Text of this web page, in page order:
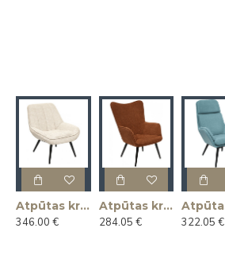
Atpūtas krēsls ARNOLD
346.00 €
Atpūtas krēsls KLAUS
284.05 €
322.05 €